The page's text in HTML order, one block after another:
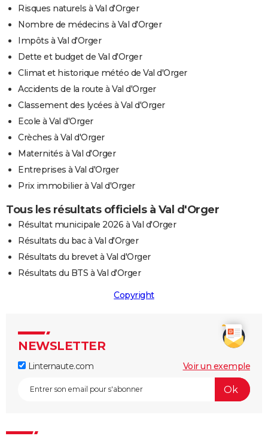
Risques naturels à Val d'Orger
Nombre de médecins à Val d'Orger
Impôts à Val d'Orger
Dette et budget de Val d'Orger
Climat et historique météo de Val d'Orger
Accidents de la route à Val d'Orger
Classement des lycées à Val d'Orger
Ecole à Val d'Orger
Crèches à Val d'Orger
Maternités à Val d'Orger
Entreprises à Val d'Orger
Prix immobilier à Val d'Orger
Tous les résultats officiels à Val d'Orger
Résultat municipale 2026 à Val d'Orger
Résultats du bac à Val d'Orger
Résultats du brevet à Val d'Orger
Résultats du BTS à Val d'Orger
Copyright
NEWSLETTER
Linternaute.com Voir un exemple